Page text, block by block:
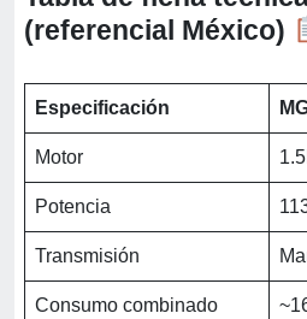
(referencial México)
Especificación
Motor
Potencia
Transmisión
Consumo combinado